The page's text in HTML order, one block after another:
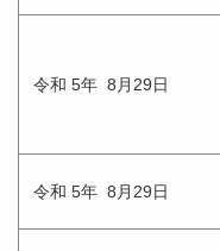
令和 5年 8月29日
令和 5年 8月29日